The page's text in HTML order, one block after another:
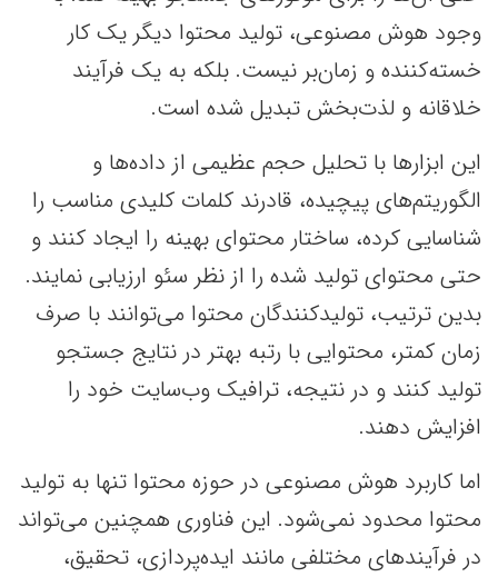
وجود هوش مصنوعی، تولید محتوا دیگر یک کار
خسته‌کننده و زمان‌بر نیست. بلکه به یک فرآیند
خلاقانه و لذت‌بخش تبدیل شده است.
این ابزارها با تحلیل حجم عظیمی از داده‌ها و
الگوریتم‌های پیچیده، قادرند کلمات کلیدی مناسب را
شناسایی کرده، ساختار محتوای بهینه را ایجاد کنند و
حتی محتوای تولید شده را از نظر سئو ارزیابی نمایند.
بدین ترتیب، تولیدکنندگان محتوا می‌توانند با صرف
زمان کمتر، محتوایی با رتبه بهتر در نتایج جستجو
تولید کنند و در نتیجه، ترافیک وب‌سایت خود را
افزایش دهند.
اما کاربرد هوش مصنوعی در حوزه محتوا تنها به تولید
محتوا محدود نمی‌شود. این فناوری همچنین می‌تواند
در فرآیندهای مختلفی مانند ایده‌پردازی، تحقیق،